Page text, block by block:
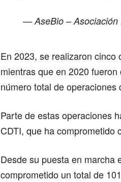
— AseBio – Asociación
En 2023, se realizaron
mientras que en 2020
número total de
Parte de estas operaciones
CDTI, que ha comprometido
Desde su puesta en marcha
comprometido un total de